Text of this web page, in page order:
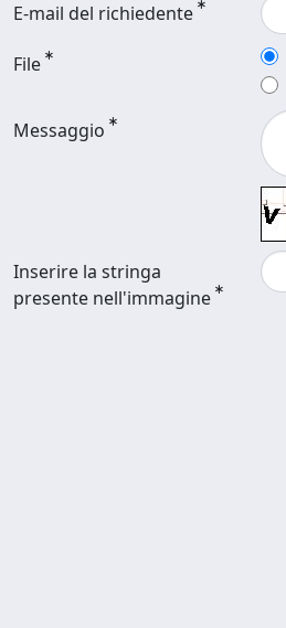
E-mail del richiedente
File
Messaggio
Inserire la stringa
presente nell'immagine